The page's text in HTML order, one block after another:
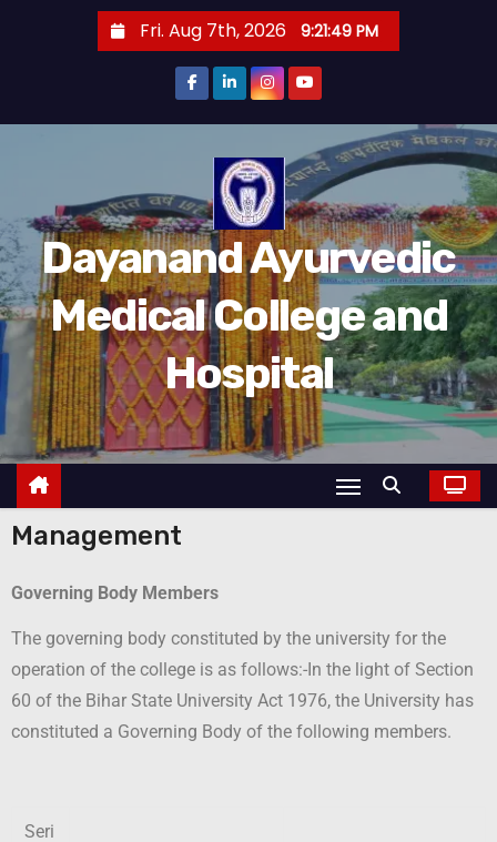
Fri. Aug 7th, 2026 9:21:50 PM
Dayanand Ayurvedic
Medical College and
Hospital
Management
Governing Body Members
The governing body constituted by the university for the
operation of the college is as follows:-In the light of Section
60 of the Bihar State University Act 1976, the University has
constituted a Governing Body of the following members.
Seri